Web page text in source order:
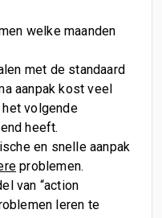
welke maanden
met de standaard
aanpak kost veel
volgende
heeft.
en snelle aanpak
problemen.
van “action
leren te